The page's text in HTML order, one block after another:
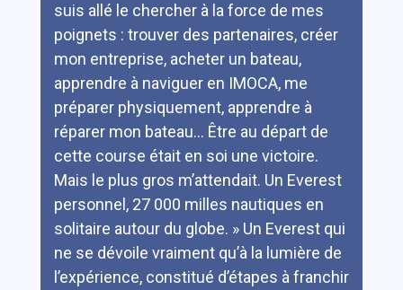
suis allé le chercher à la force de mes
poignets : trouver des partenaires, créer
mon entreprise, acheter un bateau,
apprendre à naviguer en IMOCA, me
préparer physiquement, apprendre à
réparer mon bateau… Être au départ de
cette course était en soi une victoire.
Mais le plus gros m’attendait. Un Everest
personnel, 27 000 milles nautiques en
solitaire autour du globe. » Un Everest qui
ne se dévoile vraiment qu’à la lumière de
l’expérience, constitué d’étapes à franchir